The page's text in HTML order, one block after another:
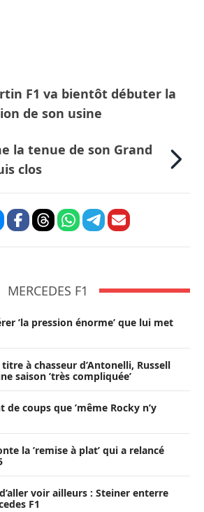
F1 va bientôt débuter la
de son usine
la tenue de son Grand
clos
MERCEDES F1
’la pression énorme’ que lui met
à chasseur d’Antonelli, Russell
saison ’très compliquée’
de coups que ’même Rocky n’y
la ’remise à plat’ qui a relancé
voir ailleurs : Steiner enterre
F1